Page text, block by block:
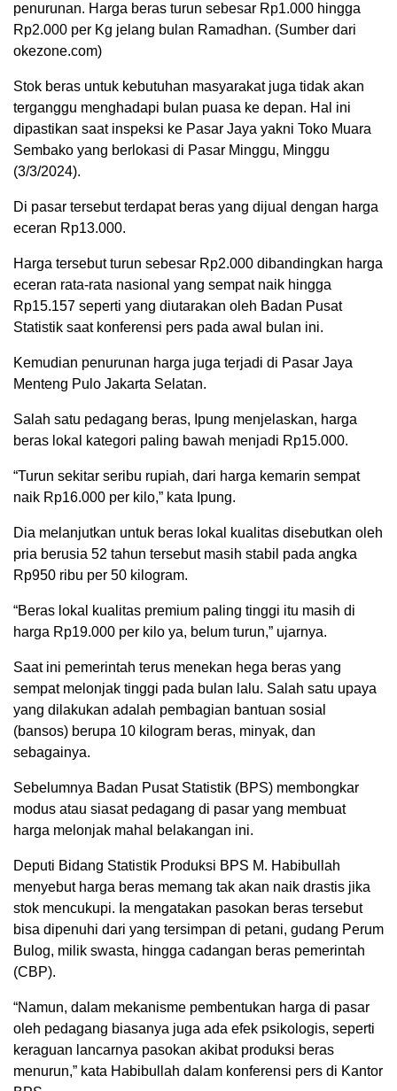
penurunan. Harga beras turun sebesar Rp1.000 hingga
Rp2.000 per Kg jelang bulan Ramadhan. (Sumber dari
okezone.com)
Stok beras untuk kebutuhan masyarakat juga tidak akan
terganggu menghadapi bulan puasa ke depan. Hal ini
dipastikan saat inspeksi ke Pasar Jaya yakni Toko Muara
Sembako yang berlokasi di Pasar Minggu, Minggu
(3/3/2024).
Di pasar tersebut terdapat beras yang dijual dengan harga
eceran Rp13.000.
Harga tersebut turun sebesar Rp2.000 dibandingkan harga
eceran rata-rata nasional yang sempat naik hingga
Rp15.157 seperti yang diutarakan oleh Badan Pusat
Statistik saat konferensi pers pada awal bulan ini.
Kemudian penurunan harga juga terjadi di Pasar Jaya
Menteng Pulo Jakarta Selatan.
Salah satu pedagang beras, Ipung menjelaskan, harga
beras lokal kategori paling bawah menjadi Rp15.000.
“Turun sekitar seribu rupiah, dari harga kemarin sempat
naik Rp16.000 per kilo,” kata Ipung.
Dia melanjutkan untuk beras lokal kualitas disebutkan oleh
pria berusia 52 tahun tersebut masih stabil pada angka
Rp950 ribu per 50 kilogram.
“Beras lokal kualitas premium paling tinggi itu masih di
harga Rp19.000 per kilo ya, belum turun,” ujarnya.
Saat ini pemerintah terus menekan hega beras yang
sempat melonjak tinggi pada bulan lalu. Salah satu upaya
yang dilakukan adalah pembagian bantuan sosial
(bansos) berupa 10 kilogram beras, minyak, dan
sebagainya.
Sebelumnya Badan Pusat Statistik (BPS) membongkar
modus atau siasat pedagang di pasar yang membuat
harga melonjak mahal belakangan ini.
Deputi Bidang Statistik Produksi BPS M. Habibullah
menyebut harga beras memang tak akan naik drastis jika
stok mencukupi. Ia mengatakan pasokan beras tersebut
bisa dipenuhi dari yang tersimpan di petani, gudang Perum
Bulog, milik swasta, hingga cadangan beras pemerintah
(CBP).
“Namun, dalam mekanisme pembentukan harga di pasar
oleh pedagang biasanya juga ada efek psikologis, seperti
keraguan lancarnya pasokan akibat produksi beras
menurun,” kata Habibullah dalam konferensi pers di Kantor